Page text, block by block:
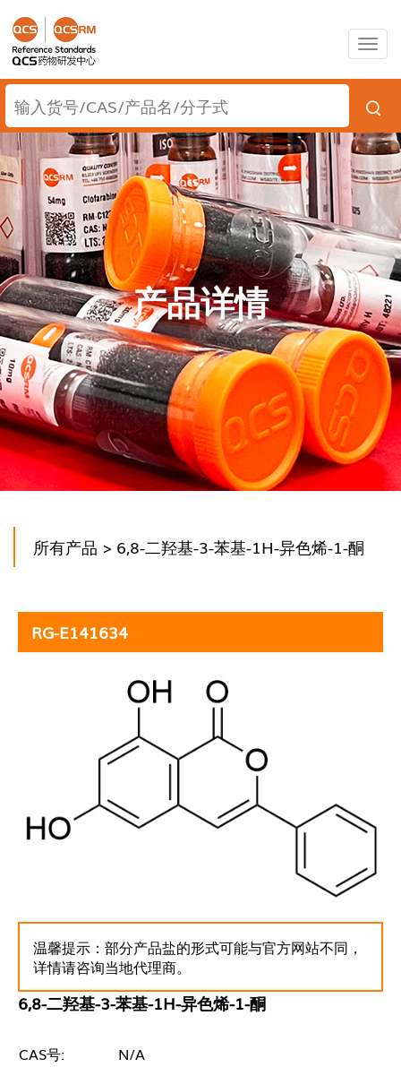
产品详情
所有产品 > 6,8-二羟基-3-苯基-1H-异色烯-1-酮
RG-E141634
温馨提示：部分产品盐的形式可能与官方网站不同，
详情请咨询当地代理商。
6,8-二羟基-3-苯基-1H-异色烯-1-酮
CAS号:
N/A